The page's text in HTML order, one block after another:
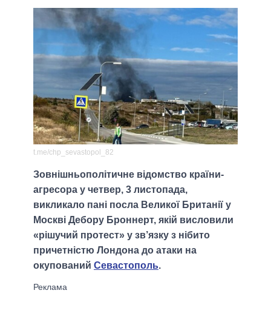
t.me/chp_sevastopol_82
Зовнішньополітичне відомство країни-
агресора у четвер, 3 листопада,
викликало пані посла Великої Британії у
Москві Дебору Броннерт, якій висловили
«рішучий протест» у зв’язку з нібито
причетністю Лондона до атаки на
окупований Севастополь.